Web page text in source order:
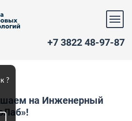
?
+7 3822 48-97-87
на Инженерный